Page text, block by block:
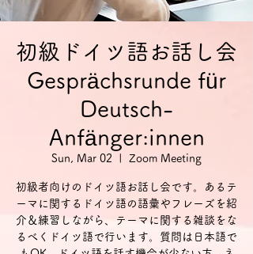
初級ドイツ語お話し会
Gesprächsrunde für
Deutsch-
Anfänger:innen
Sun, Mar 02 Zoom Meeting
初級者向けのドイツ語お話し会です。あるテ
ーマに関するドイツ語の語彙やフレーズを紹
介＆練習しながら、テーマに関する雑談をな
るべくドイツ語で行います。質問は日本語で